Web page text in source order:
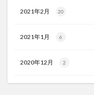
2021年2月 20
2021年1月 6
2020年12月 2